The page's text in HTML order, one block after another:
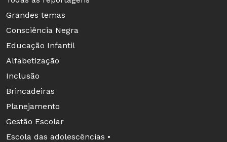
número deinnings
jogarem em uma aula, número maior de
jogadores para que todos possam vivenciar ao
mesmo tempo, modificação do espaço etc.
Pergunte para os alunos o que poderia ser
modificado e teste as sugestões com eles em
aula para ver se essas modificações trazem
benefícios para o desenvolvimento do jogo e
para a aprendizagem da turma.
Grandes temas
Consciência Negra
Educação Infantil
Alfabetização
Inclusão
Brincadeiras
Planejamento
Gestão Escolar
Escola das adolescências •